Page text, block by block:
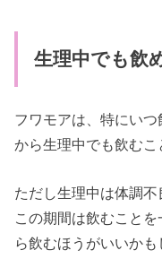
生理中でも飲
フワモアは、特にい
から生理中でも飲むこ
ただし生理中は体調不
この期間は飲むこと
ら飲むほうがいいかも